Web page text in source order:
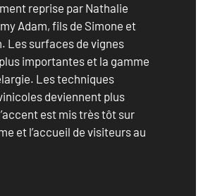
reprise par Nathalie
Adam, fils de Simone et
Les surfaces de vignes
importantes et la gamme
Les techniques
deviennent plus
est mis très tôt sur
et l’accueil de visiteurs au